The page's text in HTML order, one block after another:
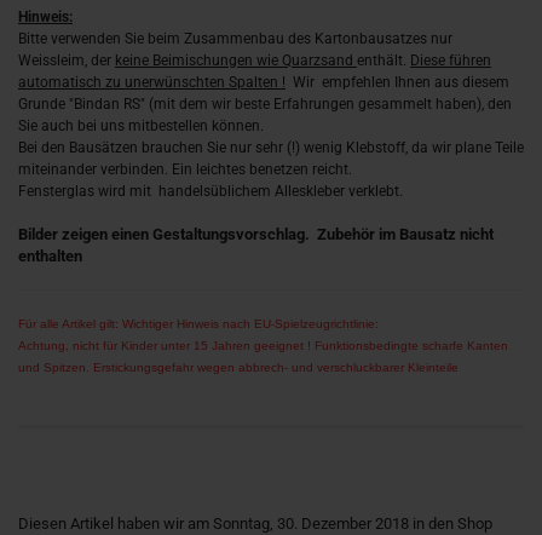
Hinweis:
Bitte verwenden Sie beim Zusammenbau des Kartonbausatzes nur
Weissleim, der keine Beimischungen wie Quarzsand enthält. Diese führen
automatisch zu unerwünschten Spalten ! Wir empfehlen Ihnen aus diesem
Grunde "Bindan RS" (mit dem wir beste Erfahrungen gesammelt haben), den
Sie auch bei uns mitbestellen können.
Bei den Bausätzen brauchen Sie nur sehr (!) wenig Klebstoff, da wir plane Teile
miteinander verbinden. Ein leichtes benetzen reicht.
Fensterglas wird mit handelsüblichem Alleskleber verklebt.
Bilder zeigen einen Gestaltungsvorschlag. Zubehör im Bausatz nicht
enthalten
Für alle Artikel gilt: Wichtiger Hinweis nach EU-Spielzeugrichtlinie:
Achtung, nicht für Kinder unter 15 Jahren geeignet ! Funktionsbedingte scharfe Kanten
und Spitzen. Erstickungsgefahr wegen abbrech- und verschluckbarer Kleinteile
Diesen Artikel haben wir am Sonntag, 30. Dezember 2018 in den Shop